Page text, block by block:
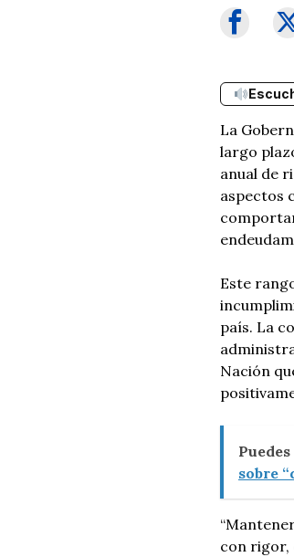
La
largo
anual de
aspectos
Este
país. La
Nación
sobre
con rigor,